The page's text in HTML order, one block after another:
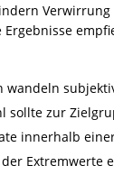
Verwirrung
Ergebnisse
wandeln
sollte zur
innerhalb
Extremwerte